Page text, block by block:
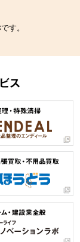
す。
ス